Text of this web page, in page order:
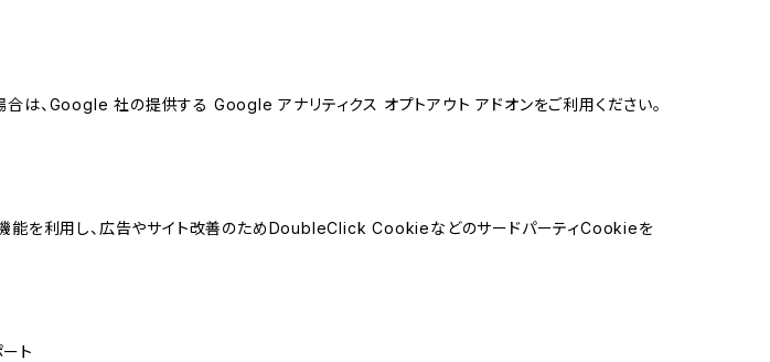
は、Google 社の提供する Google アナリティクス オプトアウト アドオンをご利用ください。
能を利用し、広告やサイト改善のためDoubleClick CookieなどのサードパーティCookieを
ト